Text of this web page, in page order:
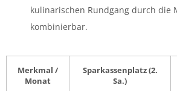
kulinarischen Rundgang durch die
kombinierbar.
Merkmal /
Monat
Sparkassenplatz (2.
Sa.)